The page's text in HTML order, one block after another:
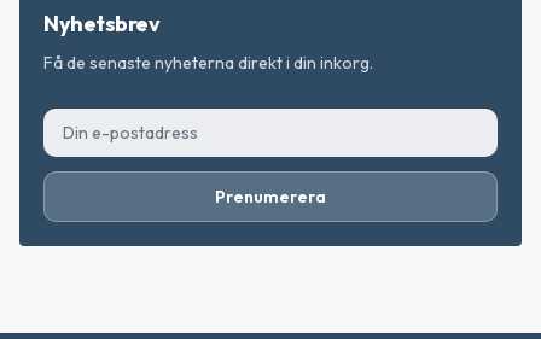
Nyhetsbrev
Få de senaste nyheterna direkt i din inkorg.
Prenumerera